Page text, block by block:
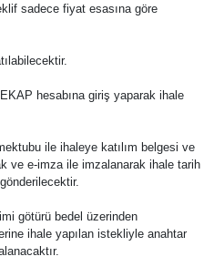
sadece fiyat esasına göre
hesabına giriş yaparak ihale
ile ihaleye katılım belgesi ve
ve e-imza ile imzalanarak ihale tarih
götürü bedel üzerinden
ihale yapılan istekliyle anahtar